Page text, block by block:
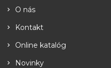
O nás
Kontakt
Online katalóg
Novinky